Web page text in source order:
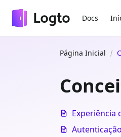
Docs
Página Inicial
Experiência